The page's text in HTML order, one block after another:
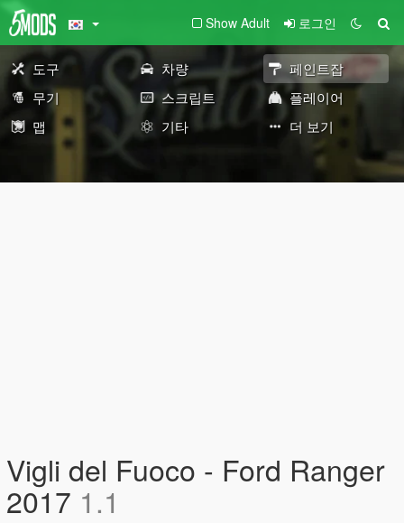
Show Adult 로그인
도구 차량
페인트잡
무기
스크립트
플레이어
맵
기타 더 보기
Vigli del Fuoco - Ford Ranger
2017 1.1